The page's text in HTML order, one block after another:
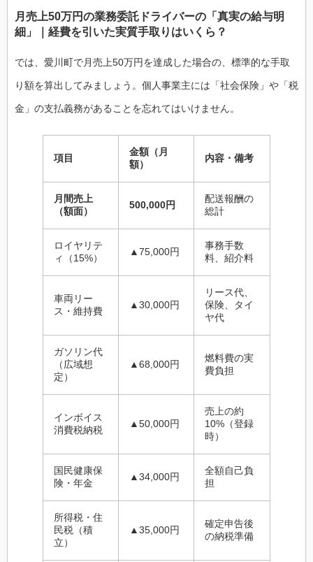
月売上50万円の業務委託ドライバーの「真実の給与明
細」｜経費を引いた実質手取りはいくら？
では、愛川町で月売上50万円を達成した場合の、標準的な手取
り額を算出してみましょう。個人事業主には「社会保険」や「税
金」の支払義務があることを忘れてはいけません。
項目
金額（月
額）
内容・備考
月間売上
（額面）
500,000円
配送報酬の
総計
ロイヤリテ
ィ（15%）
▲75,000円
事務手数
料、紹介料
車両リー
ス・維持費
▲30,000円
リース代、
保険、タイ
ヤ代
ガソリン代
（広域想
定）
▲68,000円
燃料費の実
費負担
インボイス
消費税納税
▲50,000円
売上の約
10%（登録
時）
国民健康保
険・年金
▲34,000円
全額自己負
担
所得税・住
民税（積
立）
▲35,000円
確定申告後
の納税準備